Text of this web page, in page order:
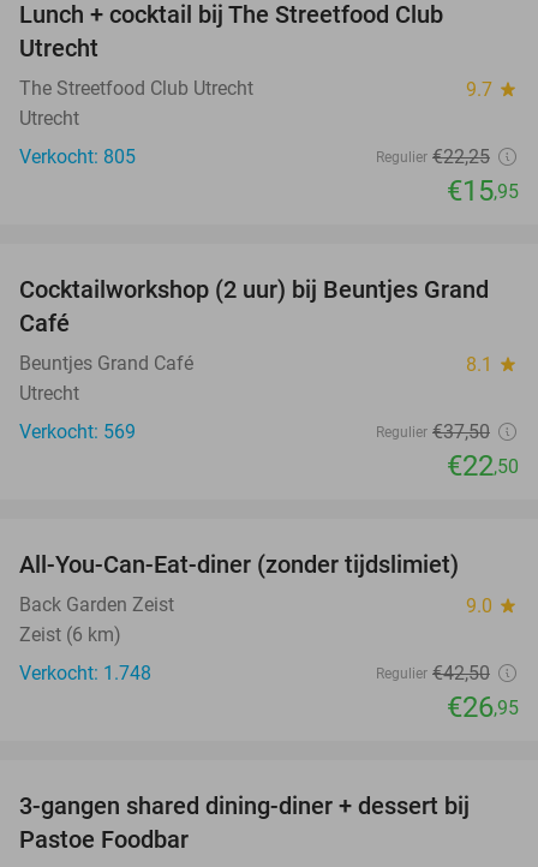
Lunch + cocktail bij The Streetfood Club
Utrecht
The Streetfood Club Utrecht 9.7 star
Utrecht
Verkocht: 805
Regulier €22,25
€15,95
40%
Cocktailworkshop (2 uur) bij Beuntjes Grand
Café
Beuntjes Grand Café 8.1 star
Utrecht
Verkocht: 569
Regulier €37,50
€22,50
All-You-Can-Eat-diner (zonder tijdslimiet)
Back Garden Zeist 9.0 star
Zeist (6 km)
Verkocht: 1.748
Regulier €42,50
€26,95
37%
3-gangen shared dining-diner + dessert bij
Pastoe Foodbar